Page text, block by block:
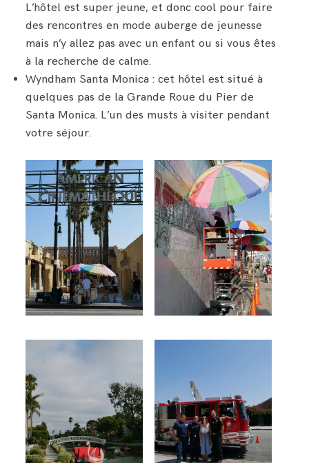
L’hôtel est super jeune, et donc cool pour faire
des rencontres en mode auberge de jeunesse
mais n’y allez pas avec un enfant ou si vous êtes
à la recherche de calme.
Wyndham Santa Monica : cet hôtel est situé à
quelques pas de la Grande Roue du Pier de
Santa Monica. L’un des musts à visiter pendant
votre séjour.